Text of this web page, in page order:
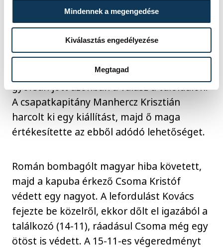
Mindennek a megengedése
Kiválasztás engedélyezése
Megtagad
kapus hárított, ezúttal a VAR is ezt
erősítette meg (11-9).
A záró nyolc perc elején Vismeg újabb
közeli lövése már "bevánszorgott" kapuba,
gyorsan jött azonban a válasz a túloldalon.
A csapatkapitány Manhercz Krisztián
harcolt ki egy kiállítást, majd ő maga
értékesítette az ebből adódó lehetőséget.
Román bombagólt magyar hiba követett,
majd a kapuba érkező Csoma Kristóf
védett egy nagyot. A lefordulást Kovács
fejezte be közelről, ekkor dőlt el igazából a
találkozó (14-11), ráadásul Csoma még egy
ötöst is védett. A 15-11-es végeredményt